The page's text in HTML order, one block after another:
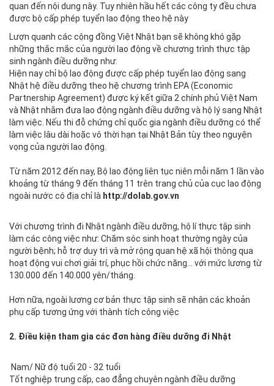
quan đến nội dung này. Tuy nhiên hầu hết các công ty đều chưa
được bộ cấp phép tuyển lao động theo hệ này
Lượn quanh các cộng đồng Việt Nhật bạn sẽ không khó gặp
những thắc mắc của người lao động về chương trình thực tập
sinh ngành điều dưỡng như:
Hiện nay chỉ bộ lao động được cấp phép tuyển lao động sang
Nhật hệ điều dưỡng theo hệ chương trình EPA (Economic
Partnership Agreement) được ký kết giữa 2 chính phủ Việt Nam
và Nhật nhằm đưa lao động ngành điều dưỡng và hộ lý sang Nhật
làm việc. Nếu thi đỗ chứng chỉ quốc gia ngành điều dưỡng có thể
làm việc lâu dài hoặc vô thời hạn tại Nhật Bản tùy theo nguyện
vọng của người lao động.
Từ năm 2012 đến nay, Bộ lao động liên tục niên mỗi năm 1 lần vào
khoảng từ tháng 9 đến tháng 11 trên trang chủ của cục lao động
ngoài nước có địa chỉ là http://dolab.gov.vn
Với chương trình đi Nhật ngành điều dưỡng, hộ lí thực tập sinh
làm các công việc như: Chăm sóc sinh hoạt thường ngày của
người bệnh; hỗ trợ duy trì và mở rộng quan hệ xã hội thông qua
hoạt động vui chơi giải trí, phục hồi chức năng… với mức lương từ
130.000 đến 140.000 yên/tháng.
Hơn nữa, ngoài lương cơ bản thực tập sinh sẽ nhận các khoản
phụ cấp tương ứng với thành tích công việc
2. Điều kiện tham gia các đơn hàng điều dưỡng đi Nhật
Nam/ Nữ độ tuổi 20 - 32 tuổi
Tốt nghiệp trung cấp, cao đẳng chuyên ngành điều dưỡng